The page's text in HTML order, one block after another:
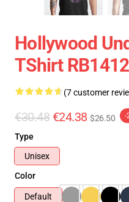
Hollywood
TShirt RB1412
(7 customer
€30.48 €24.38 $26.50 -
Type
Unisex
Color
Default